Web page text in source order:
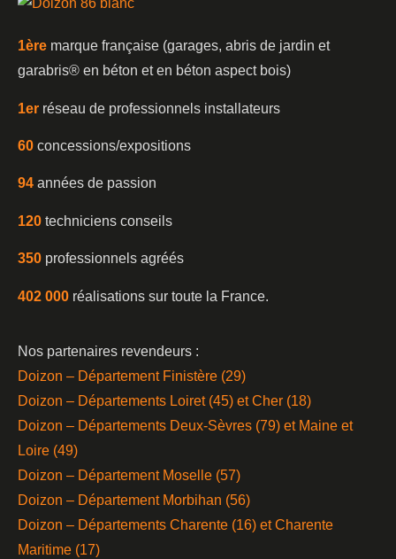
1ère marque française (garages, abris de jardin et
garabris®️ en béton et en béton aspect bois)
1er réseau de professionnels installateurs
60 concessions/expositions
94 années de passion
120 techniciens conseils
350 professionnels agréés
402 000 réalisations sur toute la France.
Nos partenaires revendeurs :
Doizon – Département Finistère (29)
Doizon – Départements Loiret (45) et Cher (18)
Doizon – Départements Deux-Sèvres (79) et Maine et
Loire (49)
Doizon – Département Moselle (57)
Doizon – Département Morbihan (56)
Doizon – Départements Charente (16) et Charente
Maritime (17)